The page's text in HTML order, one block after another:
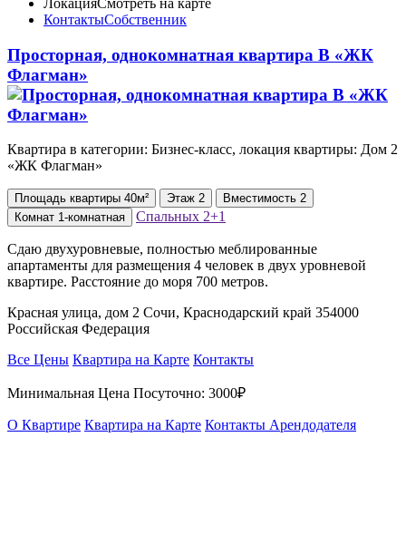
ЛокацияСмотреть на карте
КонтактыСобственник
Просторная, однокомнатная квартира В «ЖК
Флагман»
Квартира в категории: Бизнес-класс, локация квартиры: Дом 2
«ЖК Флагман»
Площадь квартиры 40м² Этаж 2 Вместимость 2
Комнат 1-комнатная Спальных 2+1
Сдаю двухуровневые, полностью меблированные
апартаменты для размещения 4 человек в двух уровневой
квартире. Расстояние до моря 700 метров.
Красная улица, дом 2 Сочи, Краснодарский край 354000
Российская Федерация
Все Цены Квартира на Карте Контакты
Минимальная Цена Посуточно: 3000₽
О Квартире Квартира на Карте Контакты Арендодателя